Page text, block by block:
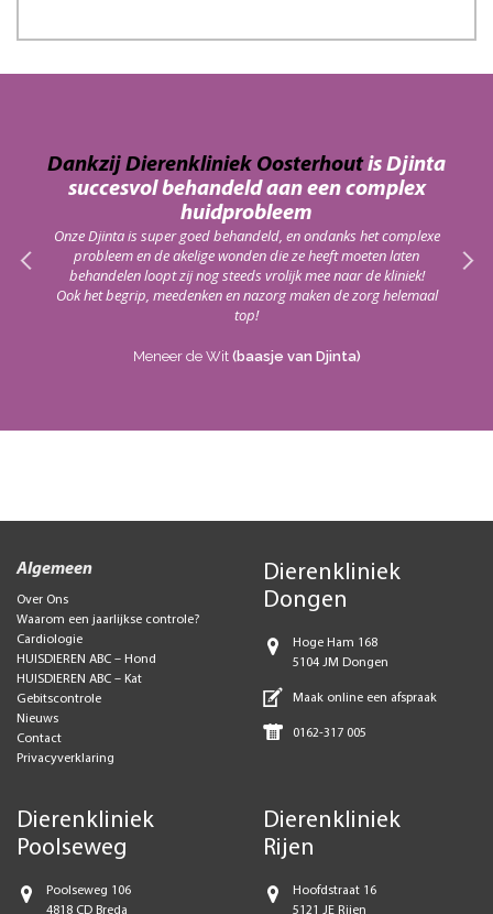
Dankzij Dierenkliniek Oosterhoutis Djinta
succesvol behandeld aan een complex
huidprobleem
Onze Djinta is super goed behandeld, en ondanks het complexe
probleem en de akelige wonden die ze heeft moeten laten
behandelen loopt zij nog steeds vrolijk mee naar de kliniek!
Ook het begrip, meedenken en nazorg maken de zorg helemaal
top!
Meneer de Wit (baasje van Djinta)
Algemeen
Over Ons
Waarom een jaarlijkse controle?
Cardiologie
HUISDIEREN ABC – Hond
HUISDIEREN ABC – Kat
Gebitscontrole
Nieuws
Contact
Privacyverklaring
Dierenkliniek
Dongen
Hoge Ham 168
5104 JM Dongen
Maak online een afspraak
0162-317 005
Dierenkliniek
Poolseweg
Poolseweg 106
4818 CD Breda
Dierenkliniek
Rijen
Hoofdstraat 16
5121 JE Rijen